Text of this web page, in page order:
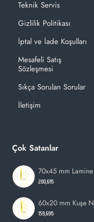
Teknik Servis
Gizlilik Politikası
İptal ve İade Koşulları
Mesafeli Satış
Sözleşmesi
Sıkça Sorulan Sorular
İletişim
Çok Satanlar
70x45 mm
200,61₺
60x20 mm Kuşe
159,69₺